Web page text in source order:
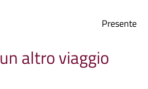
Presente
un altro viaggio